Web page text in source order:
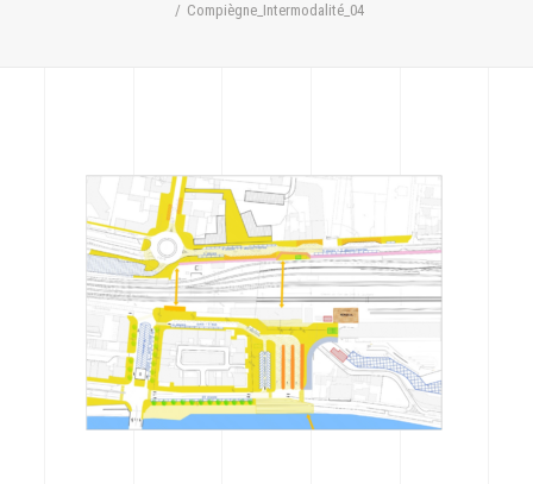
Nos références
CODRA recrute
Contact
Compiègne_Intermodalité_04